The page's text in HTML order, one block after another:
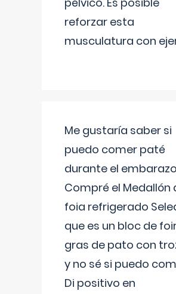
reforzar esta
musculatura con
Me gustaría saber si
puedo comer paté
durante el
Compré el Medallón
foia refrigerado
que es un bloc de
gras de pato con
y no sé si puedo
Di positivo en